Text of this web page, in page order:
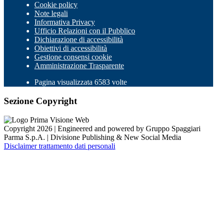
Cookie policy
Note legali
Informativa Privacy
Ufficio Relazioni con il Pubblico
Dichiarazione di accessibilità
Obiettivi di accessibilità
Gestione consensi cookie
Amministrazione Trasparente
Pagina visualizzata 6583 volte
Sezione Copyright
Copyright 2026 | Engineered and powered by Gruppo Spaggiari
Parma S.p.A. | Divisione Publishing & New Social Media
Disclaimer trattamento dati personali